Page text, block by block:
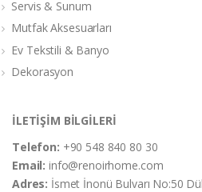
Servis & Sunum
Mutfak Aksesuarları
Ev Tekstili & Banyo
Dekorasyon
İLETİŞİM BİLGİLERİ
Telefon: +90 548 840 80 30
Email:info@renoirhome.com
Adres: İsmet İnonü Bulvarı No:50